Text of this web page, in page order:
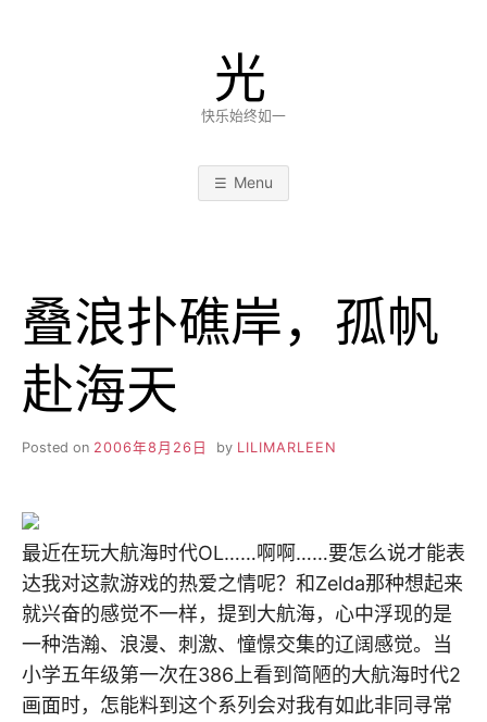
光
快乐始终如一
Menu
叠浪扑礁岸，孤帆
赴海天
Posted on 2006年8月26日 by LILIMARLEEN
最近在玩大航海时代OL……啊啊……要怎么说才能表
达我对这款游戏的热爱之情呢？和Zelda那种想起来
就兴奋的感觉不一样，提到大航海，心中浮现的是
一种浩瀚、浪漫、刺激、憧憬交集的辽阔感觉。当
小学五年级第一次在386上看到简陋的大航海时代2
画面时，怎能料到这个系列会对我有如此非同寻常